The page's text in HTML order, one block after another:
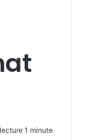
1 minute